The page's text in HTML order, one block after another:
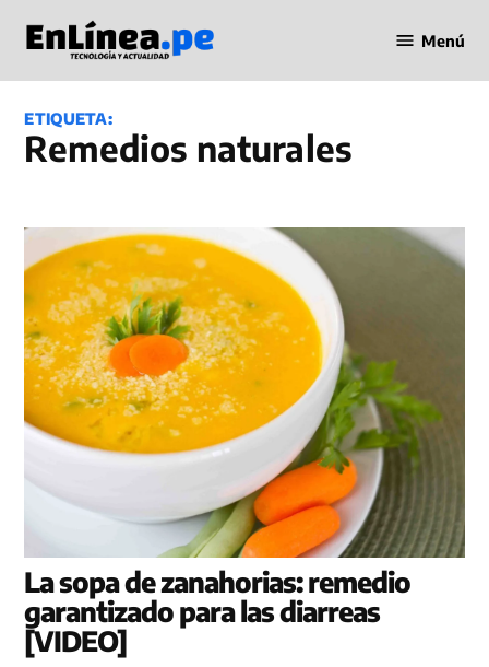
contenido
en Línea
Menú
ETIQUETA:
remedios naturales
La sopa de zanahorias: remedio
garantizado para las diarreas
[VIDEO]